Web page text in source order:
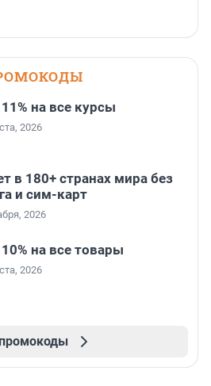
на все курсы
2026
в 180+ странах мира без
и сим-карт
2026
на все товары
2026